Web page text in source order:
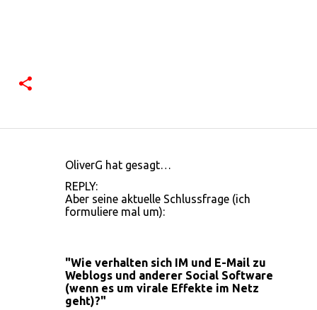
OliverG hat gesagt…
REPLY:
Aber seine aktuelle Schlussfrage (ich
formuliere mal um):
"Wie verhalten sich IM und E-Mail zu
Weblogs und anderer Social Software
(wenn es um virale Effekte im Netz
geht)?"